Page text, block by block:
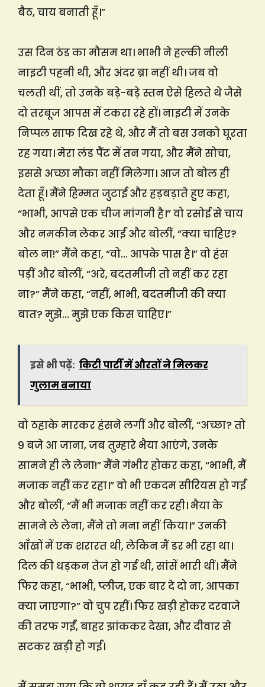
बैठ, चाय बनाती हूँ।”
उस दिन ठंड का मौसम था। भाभी ने हल्की नीली
नाइटी पहनी थी, और अंदर ब्रा नहीं थी। जब वो
चलती थीं, तो उनके बड़े-बड़े स्तन ऐसे हिलते थे जैसे
दो तरबूज आपस में टकरा रहे हों। नाइटी में उनके
निप्पल साफ दिख रहे थे, और मैं तो बस उनको घूरता
रह गया। मेरा लंड पैंट में तन गया, और मैंने सोचा,
इससे अच्छा मौका नहीं मिलेगा। आज तो बोल ही
देता हूँ। मैंने हिम्मत जुटाई और हड़बड़ाते हुए कहा,
“भाभी, आपसे एक चीज मांगनी है।” वो रसोई से चाय
और नमकीन लेकर आईं और बोलीं, “क्या चाहिए?
बोल ना!” मैंने कहा, “वो… आपके पास है।” वो हंस
पड़ीं और बोलीं, “अरे, बदतमीजी तो नहीं कर रहा
ना?” मैंने कहा, “नहीं, भाभी, बदतमीजी की क्या
बात? मुझे… मुझे एक किस चाहिए।”
इसे भी पढ़ें: किटी पार्टी में औरतों ने मिलकर
गुलाम बनाया
वो ठहाके मारकर हंसने लगीं और बोलीं, “अच्छा? तो
9 बजे आ जाना, जब तुम्हारे भैया आएंगे, उनके
सामने ही ले लेना!” मैंने गंभीर होकर कहा, “भाभी, मैं
मजाक नहीं कर रहा।” वो भी एकदम सीरियस हो गईं
और बोलीं, “मैं भी मजाक नहीं कर रही। भैया के
सामने ले लेना, मैंने तो मना नहीं किया।” उनकी
आँखों में एक शरारत थी, लेकिन मैं डर भी रहा था।
दिल की धड़कन तेज हो गई थी, सांसें भारी थीं। मैंने
फिर कहा, “भाभी, प्लीज, एक बार दे दो ना, आपका
क्या जाएगा?” वो चुप रहीं। फिर खड़ी होकर दरवाजे
की तरफ गईं, बाहर झांककर देखा, और दीवार से
सटकर खड़ी हो गईं।